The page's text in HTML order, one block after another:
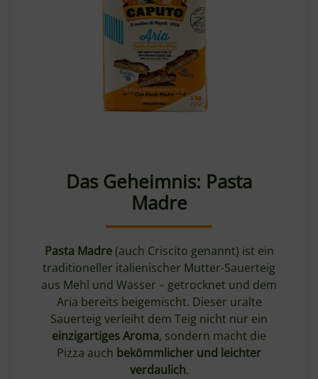
Das Geheimnis: Pasta
Madre
Pasta Madre(auch Criscito genannt) ist ein
traditioneller italienischer Mutter-Sauerteig
aus Mehl und Wasser – getrocknet und dem
Aria bereits beigemischt. Dieser uralte
Sauerteig verleiht dem Teig nicht nur ein
einzigartiges Aroma, sondern macht die
Pizza auch bekömmlicher und leichter
verdaulich.